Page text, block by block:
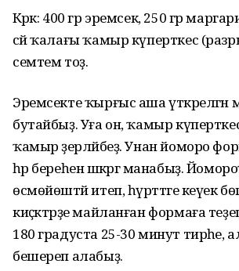
Кәрәк: 400 гр эремсек, 250 гр
сәй ҡалағы ҡамыр күперткес
семтем тоҙ.
Эремсекте ҡырғыс аша үткәрелгән
бутайбыҙ. Уға он, ҡамыр
ҡамыр әҙерләйбеҙ. Унан йоморо
һәр береһен шәкәргә манабыҙ.
өсмөйөштәй итеп, һүрәттәге кеүек
киҫәктәрҙе майланған формаға
180 градуста 25-30 минут тирәһе,
бешереп алабыҙ.